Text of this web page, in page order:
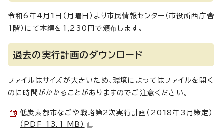
令和6年4月1日（月曜日）より市民情報センター（市役所西庁舎
1階）にて本編を1,230円で頒布します。
過去の実行計画のダウンロード
ファイルはサイズが大きいため、環境によってはファイルを開く
のに時間がかかることがありますのでご注意ください。
低炭素都市なごや戦略第2次実行計画（2018年3月策定）
（PDF 13.1 MB）